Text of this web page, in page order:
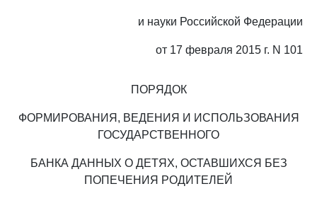
и науки Российской Федерации
от 17 февраля 2015 г. N 101
ПОРЯДОК
ФОРМИРОВАНИЯ, ВЕДЕНИЯ И ИСПОЛЬЗОВАНИЯ
ГОСУДАРСТВЕННОГО
БАНКА ДАННЫХ О ДЕТЯХ, ОСТАВШИХСЯ БЕЗ
ПОПЕЧЕНИЯ РОДИТЕЛЕЙ